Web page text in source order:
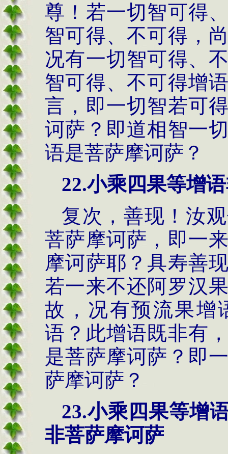
尊！若一切智可得
智可得、不可得，
况有一切智可得、
智可得、不可得增
言，即一切智若可
诃萨？即道相智一
语是菩萨摩诃萨？
22.小乘四果等增
复次，善现！汝
菩萨摩诃萨，即一
摩诃萨耶？具寿善
若一来不还阿罗汉
故，况有预流果增
语？此增语既非有
是菩萨摩诃萨？即
萨摩诃萨？
23.小乘四果等增
非菩萨摩诃萨